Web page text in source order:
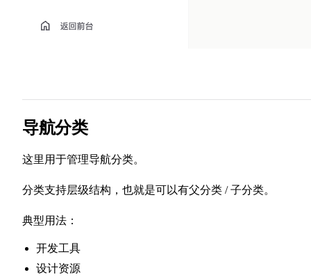
导航分类
这里用于管理导航分类。
分类支持层级结构，也就是可以有父分类 / 子分类。
典型用法：
开发工具
设计资源